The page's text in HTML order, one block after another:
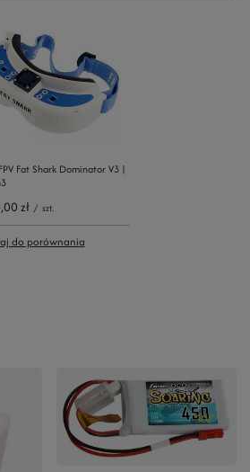
Fat Shark Dominator V3 |
zł / szt.
do porównania